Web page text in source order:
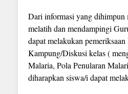
Dari informasi yang dihimpun
melatih dan mendampingi
dapat melakukan
Kampung/Diskusi kelas (
Malaria, Pola Penularan
diharapkan siswa/i dapat